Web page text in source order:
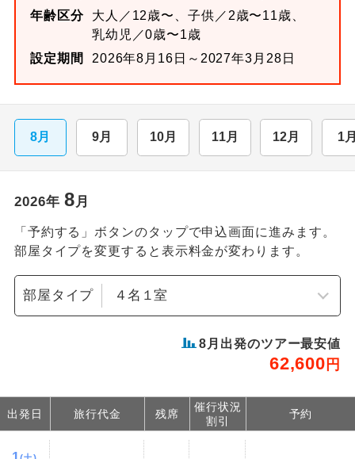
年齢区分
大人／12歳〜、子供／2歳〜11歳、
乳幼児／0歳〜1歳
設定期間
2026年8月16日～2027年3月28日
8月 9月 10月 11月 12月 1
2026年 8月
「予約する」ボタンのタップで申込画面に進みます。
部屋タイプを変更すると表示料金が変わります。
部屋タイプ
8 月出発のツアー最安値
62,600 円
出発日 旅行代金 残席
催行状況
割引
予約